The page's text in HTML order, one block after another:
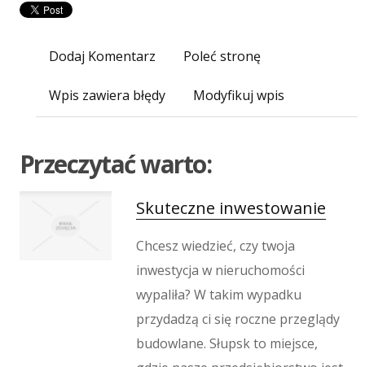
Materiały Reklamowe
Wigor
Imprezy Integracyjne
Zajęcia Sportowe i Rekreacyjne
Informatyczne
Restauracje, Catering
Fotografia
Adwokaci, Porady Prawne
Ślub i Wesele
Weterynaryjne, Hodowla Zwierząt
Sprzątanie, Porządkowanie
Dodaj Komentarz Poleć stronę
Wpis zawiera błędy Modyfikuj wpis
Przeczytać warto:
Skuteczne inwestowanie
Chcesz wiedzieć, czy twoja
inwestycja w nieruchomości
wypaliła? W takim wypadku
przydadzą ci się roczne przeglądy
budowlane. Słupsk to miejsce,